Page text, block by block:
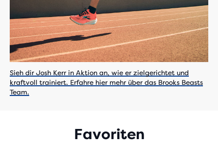
Sieh dir Josh Kerr in Aktion an, wie er zielgerichtet und
kraftvoll trainiert. Erfahre hier mehr über das Brooks Beasts
Team.
Favoriten